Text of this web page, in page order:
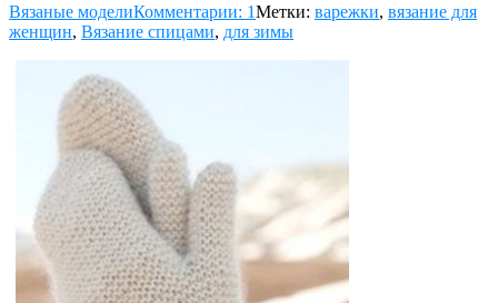
Вязаные моделиКомментарии: 1Метки: варежки, вязание для
женщин, Вязание спицами, для зимы